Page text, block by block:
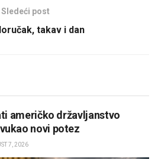
Sledeći post
takav i dan
američko državljanstvo
novi potez
7, 2026